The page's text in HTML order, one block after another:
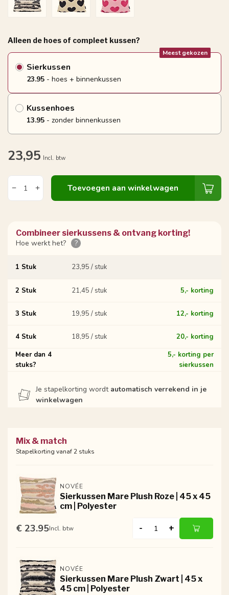
Alleen de hoes of compleet kussen?
Sierkussen
Meest gekozen
23.95 - hoes + binnenkussen
Kussenhoes
13.95 - zonder binnenkussen
23,95 Incl. btw
Toevoegen aan winkelwagen
Combineer sierkussens & ontvang korting!
Hoe werkt het?
?
1 Stuk 23,95 / stuk
2 Stuk 21,45 / stuk 5,- korting
3 Stuk 19,95 / stuk 12,- korting
4 Stuk 18,95 / stuk
20,- korting
Meer dan 4
stuks?
5,- korting per
sierkussen
Je stapelkorting wordt automatisch verrekend in je
winkelwagen
Mix & match
Stapelkorting vanaf 2 stuks
NOVÉE
Sierkussen Mare Plush Roze | 45 x 45
cm | Polyester
€ 23.95Incl. btw - +
NOVÉE
Sierkussen Mare Plush Zwart | 45 x
45 cm | Polyester